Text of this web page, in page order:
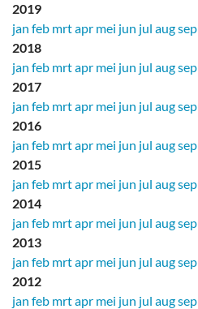
2019
jan feb mrtapr mei jun jul augsep
2018
jan feb mrtapr mei jun jul augsep
2017
jan feb mrtapr mei jun jul augsep
2016
jan feb mrtapr mei jun jul augsep
2015
jan feb mrtapr mei jun jul augsep
2014
jan feb mrtapr mei jun jul augsep
2013
jan feb mrtapr mei jun jul augsep
2012
jan feb mrtapr mei jun jul augsep